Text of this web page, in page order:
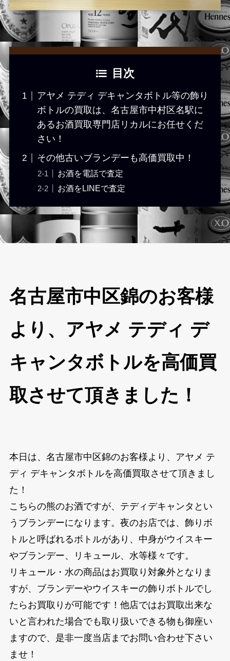
目次
アヤメ テディ デキャンタボトル等の飾り
ボトルの買取は、名古屋市中村区名駅に
あるお酒買取専門店リカルにお任せくだ
さい！
その他古いブランデーも高価買取中！
お酒を電話で査定
お酒をLINEで査定
名古屋市中区錦のお客様
より、アヤメ テディ デ
キャンタボトルを高価買
取させて頂きました！
本日は、名古屋市中区錦のお客様より、アヤメ テ
ディ デキャンタボトルを高価買取させて頂きまし
た！
こちらの熊のお酒ですが、テディデキャンタとい
うブランデーになります。夜のお店では、飾りボ
トルと呼ばれるボトルがあり、中身がウイスキー
やブランデー、リキュール、水等様々です。
リキュール・水の商品はお買取り対象外となりま
すが、ブランデーやウイスキーの飾りボトルでし
たらお買取りが可能です！他店ではお買取出来な
いと言われた場合でも取り扱いできる物も御座い
ますので、是非一度当店までお問い合わせ下さい
ませ！